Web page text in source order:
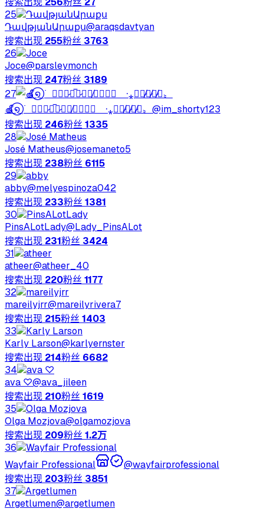
25
ԴավթյանԱրաքս@araqsdavtyan
搜索出现 255粉丝 3763
26
Joce@parsleymonch
搜索出现 247粉丝 3189
27
🍎⃝̸̄໑ ࡛߭ㅤ𝗟⃟𝐔̷꯭̅𝐂̷𝐈𝐅̸꯭𝐄⃝𝐑ㅤ𑫯⁎𝟔̷̸𝟔̷̸𝟔̷̸〟 @im_shorty123
搜索出现 246粉丝 1335
28
José Matheus@josemaneto5
搜索出现 238粉丝 6115
29
abby@melyespinoza042
搜索出现 233粉丝 1381
30
PinsALotLady@Lady_PinsALot
搜索出现 231粉丝 3424
31
atheer@atheer_40
搜索出现 220粉丝 1177
32
mareilyjrr@mareilyrivera7
搜索出现 215粉丝 1403
33
Karly Larson@karlyernster
搜索出现 214粉丝 6682
34
ava ♡@ava_jileen
搜索出现 210粉丝 1619
35
Olga Mozjova@olgamozjova
搜索出现 209粉丝 1.2万
36
Wayfair Professional
@wayfairprofessional
搜索出现 203粉丝 3851
37
Argetlumen@argetlumen